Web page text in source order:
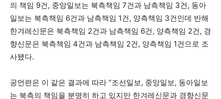
의 책임 9건, 중앙일보는 북측책임 7건과 남측책임 3건, 동아
일보는 북측책임 6건과 남측책임 1건, 양측책임 3건인데 반해
한겨레신문은 북측책임 2건과 남측책임 6건, 양측책임 2건, 경
향신문은 북측책임 4건과 남측책임 2건, 양측책임 1건으로 조
사됐다.
공언련은 이 같은 결과에 따라 “조선일보, 중앙일보, 동아일보
는 북측의 책임을 분명히 하고 있지만 한겨레신문과 경향신문